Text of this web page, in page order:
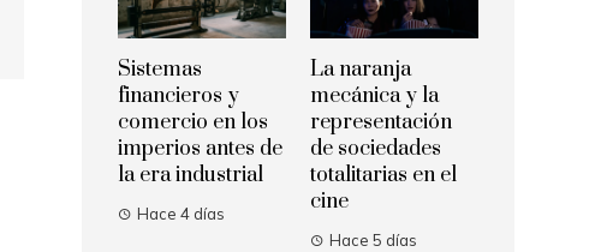
Sistemas
financieros y
comercio en los
imperios antes de
la era industrial
Hace 4 días
La naranja
mecánica y la
representación
de sociedades
totalitarias en el
cine
Hace 5 días